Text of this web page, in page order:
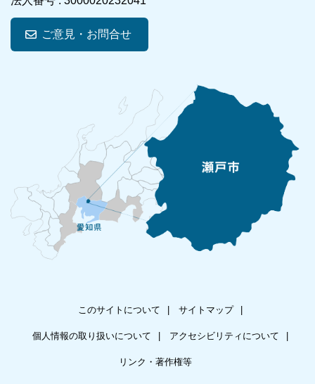
ご意見・お問合せ
このサイトについて サイトマップ
個人情報の取り扱いについて アクセシビリティについて
リンク・著作権等